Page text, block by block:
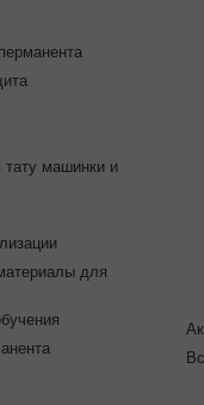
тату машинки и
для